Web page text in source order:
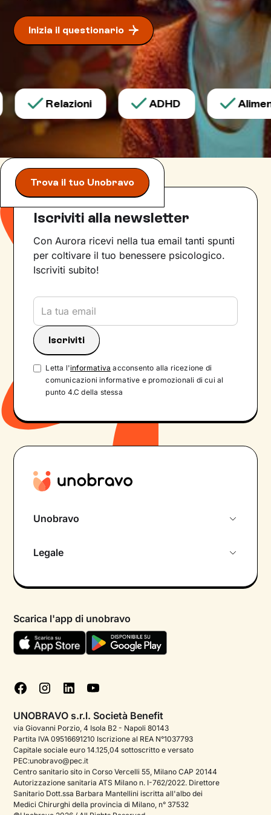
Inizia il questionario
Relazioni ADHD
Trova il tuo Unobravo
Iscriviti alla newsletter
Con Aurora ricevi nella tua email tanti spunti
per coltivare il tuo benessere psicologico.
Iscriviti subito!
Letta l'informativa acconsento alla ricezione di
comunicazioni informative e promozionali di cui al
punto 4.C della stessa
Unobravo
Psicologo in chat
Aiuto urgente
FAQ
Podcast di psicologia
Corporate
Psicologo italiano all'estero
Approfondimenti sulla salute mentale
Legale
Termini e condizioni
Informativa Privacy
Cookie policy
Gestisci cookie
Scarica l'app di unobravo
UNOBRAVO s.r.l. Società Benefit
via Giovanni Porzio, 4 Isola B2 - Napoli 80143
Partita IVA 09516691210 Iscrizione al REA N°1037793
Capitale sociale euro 14.125,04 sottoscritto e versato
PEC:unobravo@pec.it
Centro sanitario sito in Corso Vercelli 55, Milano CAP 20144
Autorizzazione sanitaria ATS Milano n. I-762/2022. Direttore
Sanitario Dott.ssa Barbara Mantellini iscritta all'albo dei
Medici Chirurghi della provincia di Milano, n° 37532